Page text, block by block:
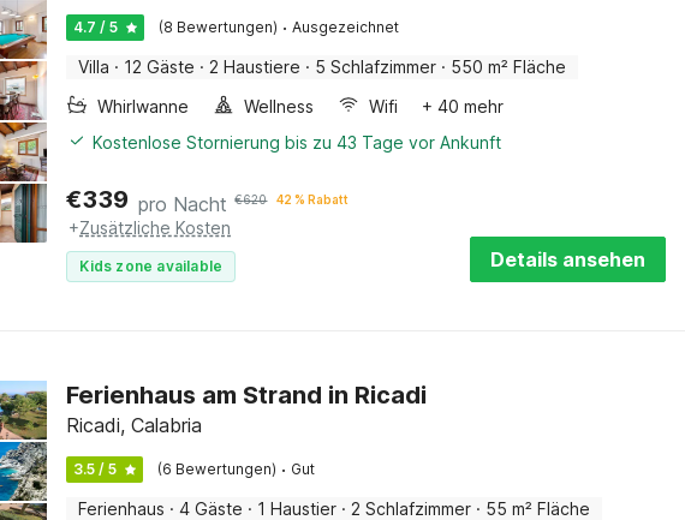
4.7 / 5 (8 Bewertungen) · Ausgezeichnet
Villa · 12 Gäste · 2 Haustiere · 5 Schlafzimmer · 550 m² Fläche
Whirlwanne
Wellness Wifi
+ 40 mehr
Kostenlose Stornierung bis zu 43 Tage vor Ankunft
€339 pro Nacht €620 42 % Rabatt
+Zusätzliche Kosten
Kids zone available Details ansehen
Ferienhaus am Strand in Ricadi
Ricadi, Calabria
3.5 / 5 (6 Bewertungen) · Gut
Ferienhaus · 4 Gäste · 1 Haustier · 2 Schlafzimmer · 55 m² Fläche